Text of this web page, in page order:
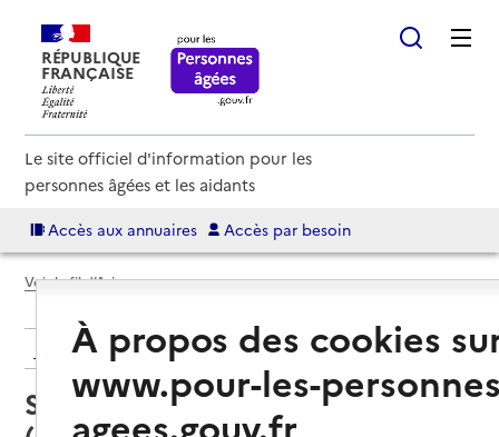
RÉPUBLIQUE
FRANÇAISE
Le site officiel d'information pour les
personnes âgées et les aidants
Accès aux annuaires Accès par besoin
Voir le fil d’Ariane
Retour aux résultats de l'annuaire
Service autonomie à domicile
À propos des cookies
www.pour-les-
agees.gouv.fr